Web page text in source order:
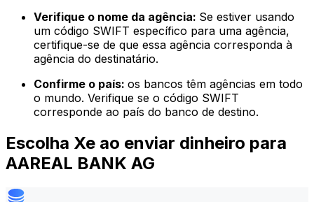
Verifique o nome da agência: Se estiver usando
um código SWIFT específico para uma agência,
certifique-se de que essa agência corresponda à
agência do destinatário.
Confirme o país: os bancos têm agências em todo
o mundo. Verifique se o código SWIFT
corresponde ao país do banco de destino.
Escolha Xe ao enviar dinheiro para
AAREAL BANK AG